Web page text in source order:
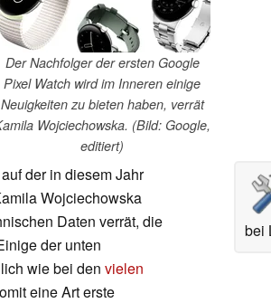
Der Nachfolger der ersten Google
Pixel Watch wird im Inneren einige
Neuigkeiten zu bieten haben, verrät
Wojciechowska. (Bild: Google,
editiert)
bei
der in diesem Jahr
Wojciechowska
Daten verrät, die
der unten
wie bei den vielen
eine Art erste